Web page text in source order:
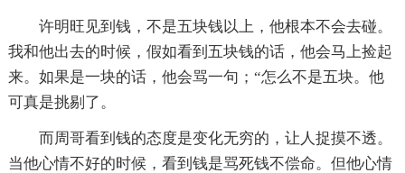
许明旺见到钱，不是五块钱以上，他根本不会去碰。
我和他出去的时候，假如看到五块钱的话，他会马上捡起
来。如果是一块的话，他会骂一句；“怎么不是五块。他
可真是挑剔了。
而周哥看到钱的态度是变化无穷的，让人捉摸不透。
当他心情不好的时候，看到钱是骂死钱不偿命。但他心情